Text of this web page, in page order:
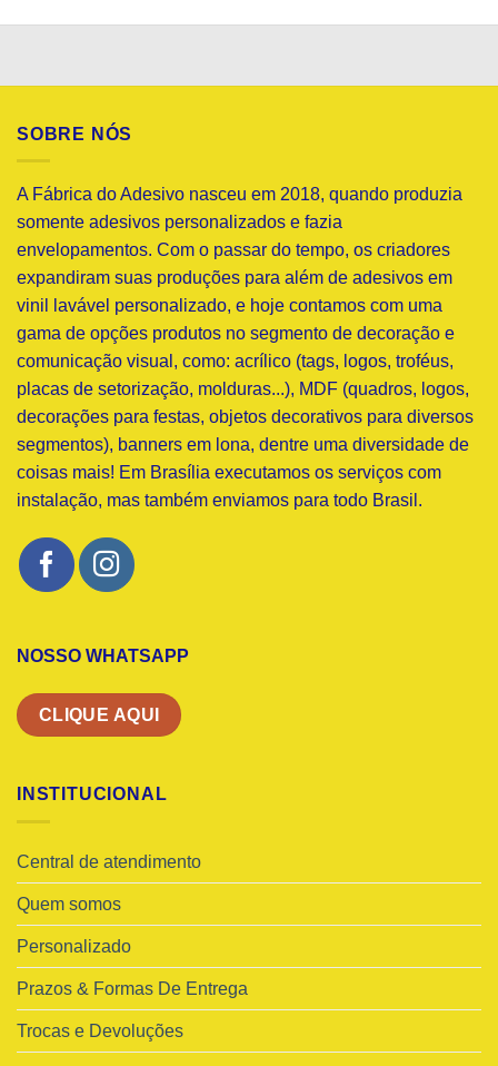
SOBRE NÓS
A Fábrica do Adesivo nasceu em 2018, quando produzia
somente adesivos personalizados e fazia
envelopamentos. Com o passar do tempo, os criadores
expandiram suas produções para além de adesivos em
vinil lavável personalizado, e hoje contamos com uma
gama de opções produtos no segmento de decoração e
comunicação visual, como: acrílico (tags, logos, troféus,
placas de setorização, molduras...), MDF (quadros, logos,
decorações para festas, objetos decorativos para diversos
segmentos), banners em lona, dentre uma diversidade de
coisas mais! Em Brasília executamos os serviços com
instalação, mas também enviamos para todo Brasil.
NOSSO WHATSAPP
CLIQUE AQUI
INSTITUCIONAL
Central de atendimento
Quem somos
Personalizado
Prazos & Formas De Entrega
Trocas e Devoluções